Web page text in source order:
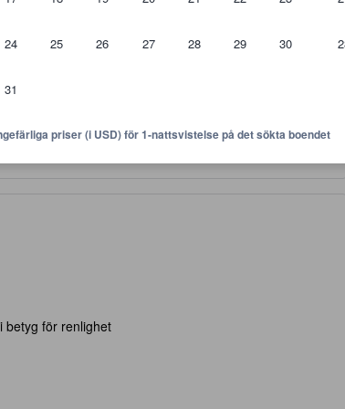
24 25 26 27 28 29 30
31
priser (i USD) för 1-nattsvistelse på det sökta boendet
Haut Founty, Agadir, Marocko, 80010
betyg för renlighet